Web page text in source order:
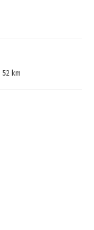
52 km